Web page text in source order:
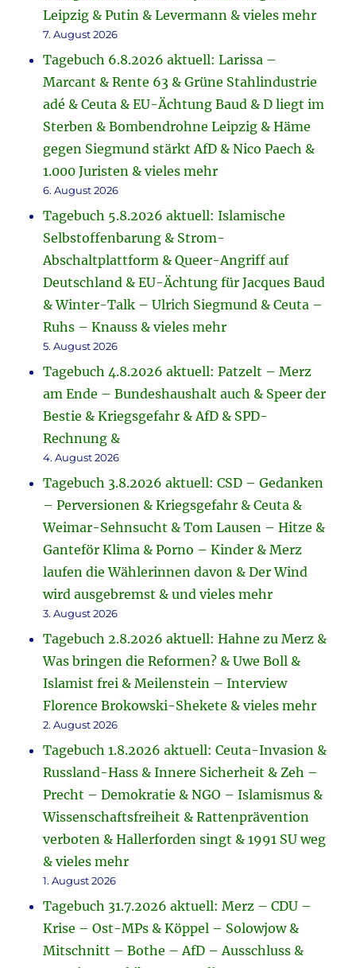
Leipzig & Putin & Levermann & vieles mehr
7. August 2026
Tagebuch 6.8.2026 aktuell: Larissa –
Marcant & Rente 63 & Grüne Stahlindustrie
adé & Ceuta & EU-Ächtung Baud & D liegt im
Sterben & Bombendrohne Leipzig & Häme
gegen Siegmund stärkt AfD & Nico Paech &
1.000 Juristen & vieles mehr
6. August 2026
Tagebuch 5.8.2026 aktuell: Islamische
Selbstoffenbarung & Strom-
Abschaltplattform & Queer-Angriff auf
Deutschland & EU-Ächtung für Jacques Baud
& Winter-Talk – Ulrich Siegmund & Ceuta –
Ruhs – Knauss & vieles mehr
5. August 2026
Tagebuch 4.8.2026 aktuell: Patzelt – Merz
am Ende – Bundeshaushalt auch & Speer der
Bestie & Kriegsgefahr & AfD & SPD-
Rechnung &
4. August 2026
Tagebuch 3.8.2026 aktuell: CSD – Gedanken
– Perversionen & Kriegsgefahr & Ceuta &
Weimar-Sehnsucht & Tom Lausen – Hitze &
Ganteför Klima & Porno – Kinder & Merz
laufen die Wählerinnen davon & Der Wind
wird ausgebremst & und vieles mehr
3. August 2026
Tagebuch 2.8.2026 aktuell: Hahne zu Merz &
Was bringen die Reformen? & Uwe Boll &
Islamist frei & Meilenstein – Interview
Florence Brokowski-Shekete & vieles mehr
2. August 2026
Tagebuch 1.8.2026 aktuell: Ceuta-Invasion &
Russland-Hass & Innere Sicherheit & Zeh –
Precht – Demokratie & NGO – Islamismus &
Wissenschaftsfreiheit & Rattenprävention
verboten & Hallerforden singt & 1991 SU weg
& vieles mehr
1. August 2026
Tagebuch 31.7.2026 aktuell: Merz – CDU –
Krise – Ost-MPs & Köppel – Solowjow &
Mitschnitt – Bothe – AfD – Ausschluss &